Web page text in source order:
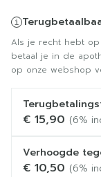
Als je recht hebt
betaal je in de
op onze webshop
€ 15,90 (6%
Verhoogde
€ 10,50 (6%